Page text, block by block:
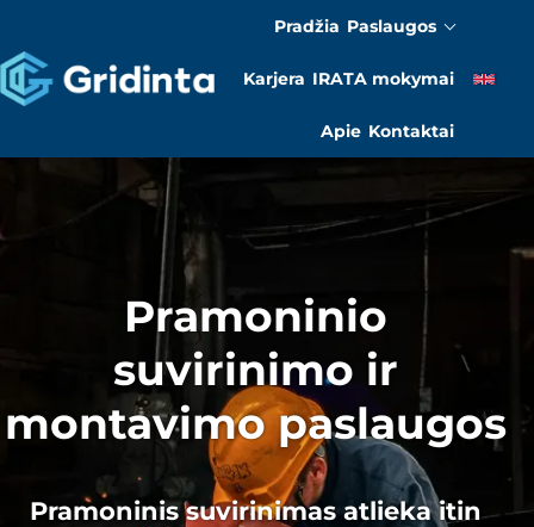
Pradžia Paslaugos
Karjera IRATA mokymai
Apie Kontaktai
Pramoninio
suvirinimo ir
montavimo paslaugos
Pramoninis suvirinimas atlieka itin